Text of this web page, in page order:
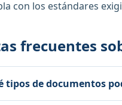
con los estándares
frecuentes
tipos de documentos